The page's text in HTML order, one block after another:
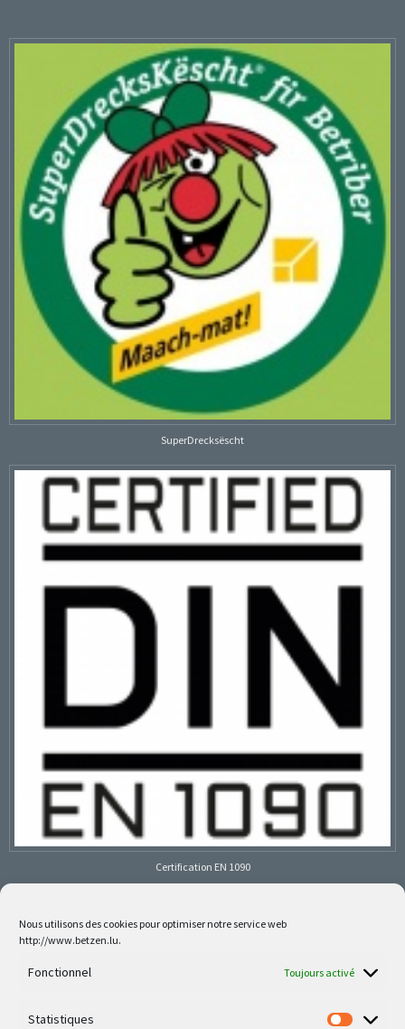
Nous utilisons des cookies pour optimiser notre service web
http://www.betzen.lu.
Fonctionnel Toujours activé
Statistiques
SuperDrecksëscht
Certification EN 1090
Follow us on social media